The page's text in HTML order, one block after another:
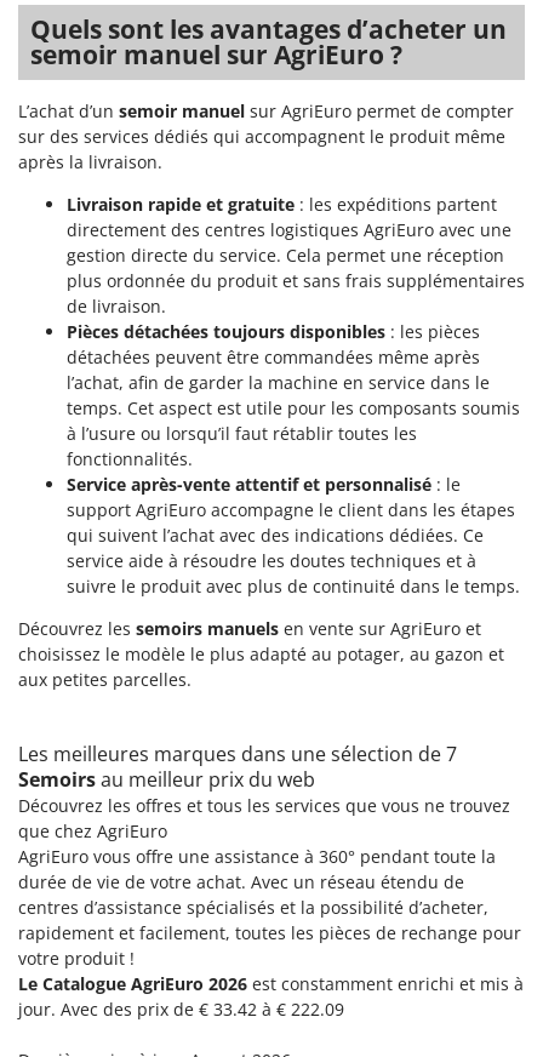
Mastercook
Masterpro
MCH
Michelin
Mille
Minox
Mockmill
More than chef
MOSA
MOVA
Mowox
MTD
New O.M.R.A.
Nilfisk
Ninja
Novatec
Novital
NuovaFac
O
Officine Savioli
Oliviero
Olix
OMA
Omas
Ompagrill
Quels sont les avantages d’acheter un
semoir manuel sur AgriEuro ?
L’achat d’un semoir manuel sur AgriEuro permet de compter
sur des services dédiés qui accompagnent le produit même
après la livraison.
Livraison rapide et gratuite : les expéditions partent
directement des centres logistiques AgriEuro avec une
gestion directe du service. Cela permet une réception
plus ordonnée du produit et sans frais supplémentaires
de livraison.
Pièces détachées toujours disponibles : les pièces
détachées peuvent être commandées même après
l’achat, afin de garder la machine en service dans le
temps. Cet aspect est utile pour les composants soumis
à l’usure ou lorsqu’il faut rétablir toutes les
fonctionnalités.
Service après-vente attentif et personnalisé : le
support AgriEuro accompagne le client dans les étapes
qui suivent l’achat avec des indications dédiées. Ce
service aide à résoudre les doutes techniques et à
suivre le produit avec plus de continuité dans le temps.
Découvrez les semoirs manuels en vente sur AgriEuro et
choisissez le modèle le plus adapté au potager, au gazon et
aux petites parcelles.
Les meilleures marques dans une sélection de 7
Semoirsau meilleur prix du web
Découvrez les offres et tous les services que vous ne trouvez
que chez AgriEuro
AgriEuro vous offre une assistance à 360° pendant toute la
durée de vie de votre achat. Avec un réseau étendu de
centres d’assistance spécialisés et la possibilité d’acheter,
rapidement et facilement, toutes les pièces de rechange pour
votre produit !
Le Catalogue AgriEuro 2026 est constamment enrichi et mis à
jour. Avec des prix de € 33.42 à € 222.09